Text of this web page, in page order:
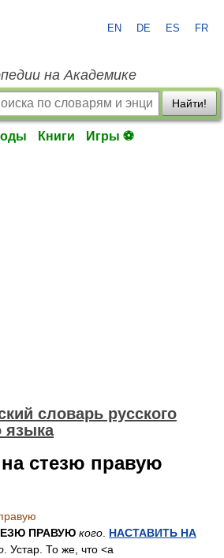
EN DE ES FR
на Академике
Найти!
Книги Игры ⚽
словарь русского
языка
стезю правую
ПРАВУЮ кого НАСТАВИТЬ НА
. Устар. То же, что <a